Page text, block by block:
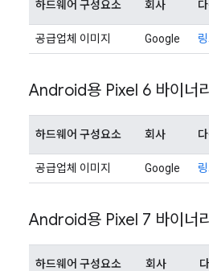
하드웨어 구성요소 회사
공급업체 이미지 Google
Android용 Pixel 6 바이너
하드웨어 구성요소 회사
공급업체 이미지 Google
Android용 Pixel 7 바이너
하드웨어 구성요소 회사